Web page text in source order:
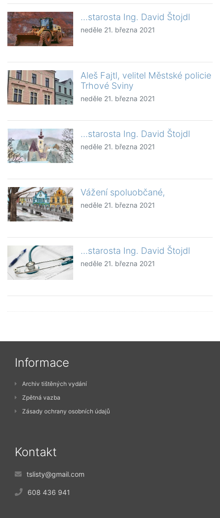
...starosta Ing. David Štojdl
neděle 21. března 2021
Aleš Fajtl, velitel Městské policie
Trhové Sviny
neděle 21. března 2021
...starosta Ing. David Štojdl
neděle 21. března 2021
Vážení spoluobčané,
neděle 21. března 2021
...starosta Ing. David Štojdl
neděle 21. března 2021
Informace
Archiv tištěných vydání
Zpětná vazba
Zásady ochrany osobních údajů
Kontakt
tslisty@gmail.com
608 436 941